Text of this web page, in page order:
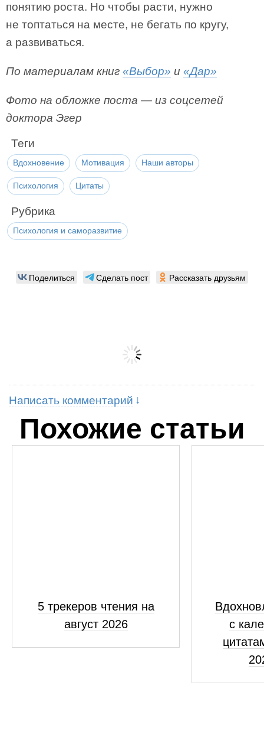
понятию роста. Но чтобы расти, нужно
не топтаться на месте, не бегать по кругу,
а развиваться.
По материалам книг «Выбор» и «Дар»
Фото на обложке поста — из соцсетей
доктора Эгер
Теги
Вдохновение Мотивация Наши авторы
Психология Цитаты
Рубрика
Психология и саморазвитие
Поделиться Сделать пост Рассказать друзьям
Написать комментарий
Похожие статьи
5 трекеров чтения на
август 2026
с